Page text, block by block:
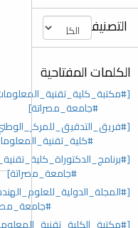
التصنيفات
الكلمات المفتاحية
#جامعة_مصراتة]
#جامعة_مصراتة]